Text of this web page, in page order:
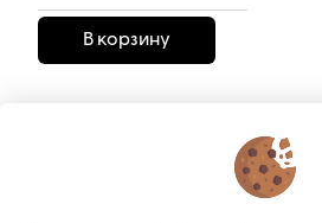
В корзину